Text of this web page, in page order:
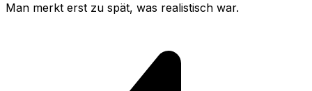
Man merkt erst zu spät, was realistisch war.